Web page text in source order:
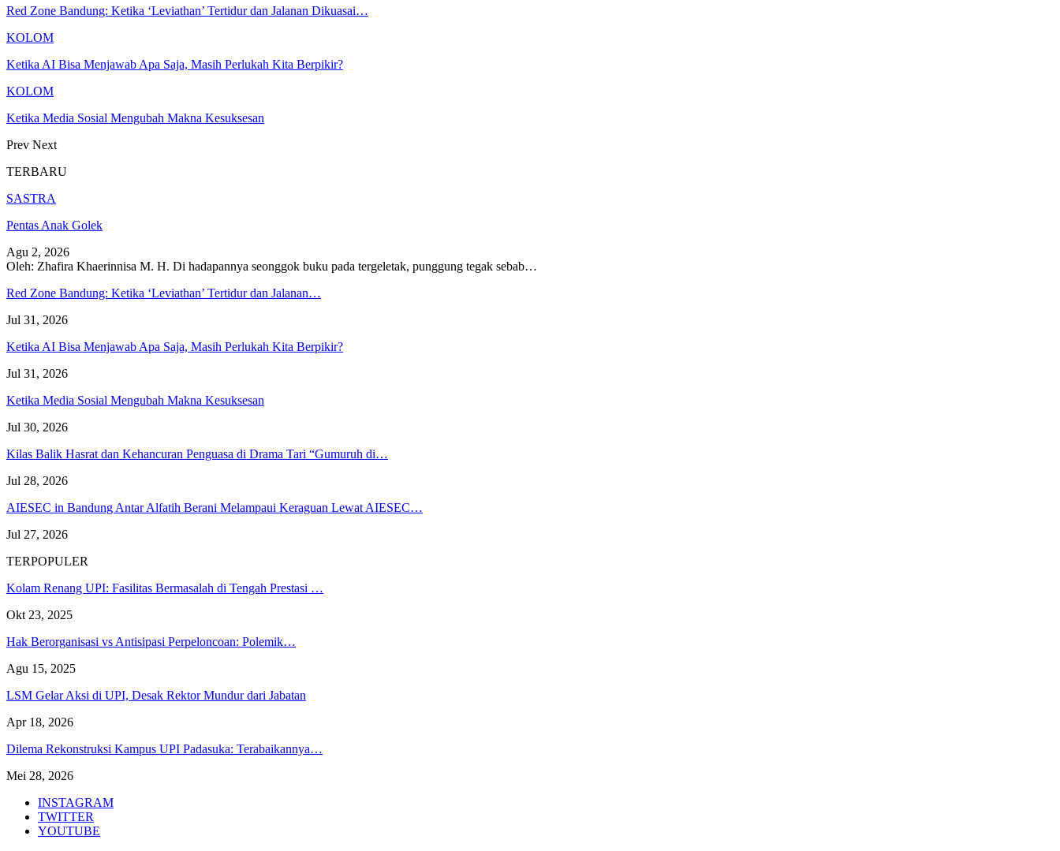
Red Zone Bandung: Ketika ‘Leviathan’ Tertidur dan Jalanan Dikuasai…
KOLOM
Ketika AI Bisa Menjawab Apa Saja, Masih Perlukah Kita Berpikir?
KOLOM
Ketika Media Sosial Mengubah Makna Kesuksesan
Prev Next
TERBARU
SASTRA
Pentas Anak Golek
Agu 2, 2026
Oleh: Zhafira Khaerinnisa M. H. Di hadapannya seonggok buku pada tergeletak, punggung tegak sebab…
Red Zone Bandung: Ketika ‘Leviathan’ Tertidur dan Jalanan…
Jul 31, 2026
Ketika AI Bisa Menjawab Apa Saja, Masih Perlukah Kita Berpikir?
Jul 31, 2026
Ketika Media Sosial Mengubah Makna Kesuksesan
Jul 30, 2026
Kilas Balik Hasrat dan Kehancuran Penguasa di Drama Tari “Gumuruh di…
Jul 28, 2026
AIESEC in Bandung Antar Alfatih Berani Melampaui Keraguan Lewat AIESEC…
Jul 27, 2026
TERPOPULER
Kolam Renang UPI: Fasilitas Bermasalah di Tengah Prestasi …
Okt 23, 2025
Hak Berorganisasi vs Antisipasi Perpeloncoan: Polemik…
Agu 15, 2025
LSM Gelar Aksi di UPI, Desak Rektor Mundur dari Jabatan
Apr 18, 2026
Dilema Rekonstruksi Kampus UPI Padasuka: Terabaikannya…
Mei 28, 2026
INSTAGRAM
TWITTER
YOUTUBE